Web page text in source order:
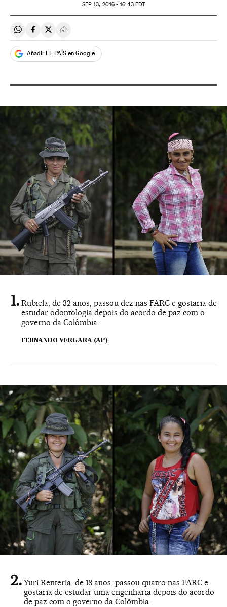
SEP 13, 2016 - 16:43EDT
Compartir en Whatsapp
Compartir en Facebook
Compartir en Twitter
Desplegar Redes Sociales
Añadir EL PAÍS en Google
Rubiela, de 32 anos, passou dez nas FARC e gostaria de
estudar odontologia depois do acordo de paz com o
governo da Colômbia.
FERNANDO VERGARA (AP)
Yuri Renteria, de 18 anos, passou quatro nas FARC e
gostaria de estudar uma engenharia depois do acordo
de paz com o governo da Colômbia.